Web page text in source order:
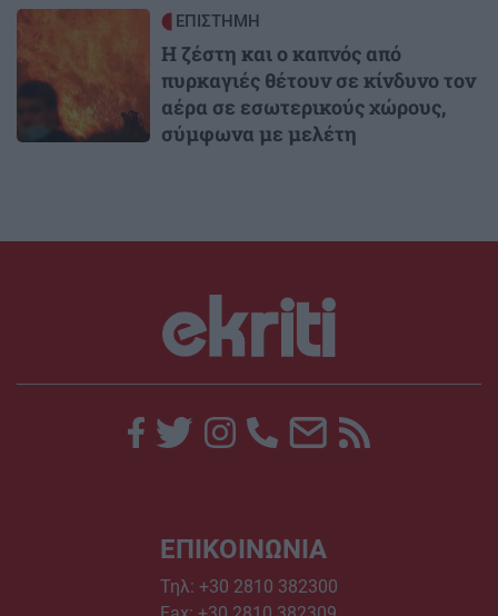
ΕΠΙΣΤΗΜΗ
Η ζέστη και ο καπνός από
πυρκαγιές θέτουν σε κίνδυνο τον
αέρα σε εσωτερικούς χώρους,
σύμφωνα με μελέτη
ΕΠΙΚΟΙΝΩΝΙΑ
Τηλ: +30 2810 382300